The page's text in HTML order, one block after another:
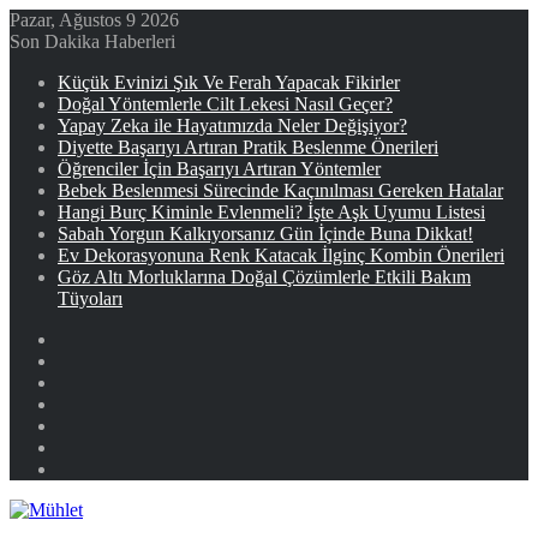
Pazar, Ağustos 9 2026
Son Dakika Haberleri
Küçük Evinizi Şık Ve Ferah Yapacak Fikirler
Doğal Yöntemlerle Cilt Lekesi Nasıl Geçer?
Yapay Zeka ile Hayatımızda Neler Değişiyor?
Diyette Başarıyı Artıran Pratik Beslenme Önerileri
Öğrenciler İçin Başarıyı Artıran Yöntemler
Bebek Beslenmesi Sürecinde Kaçınılması Gereken Hatalar
Hangi Burç Kiminle Evlenmeli? İşte Aşk Uyumu Listesi
Sabah Yorgun Kalkıyorsanız Gün İçinde Buna Dikkat!
Ev Dekorasyonuna Renk Katacak İlginç Kombin Önerileri
Göz Altı Morluklarına Doğal Çözümlerle Etkili Bakım
Tüyoları